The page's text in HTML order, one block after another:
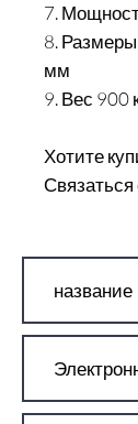
7.
8.
мм
9. Вес 900
Хотите